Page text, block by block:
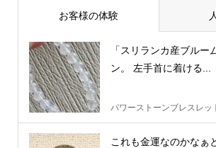
お客様の体験
「スリランカ産ブルー
ン。 左手首に着ける...
パワーストーンブレスレッ
これも金運なのかなぁ